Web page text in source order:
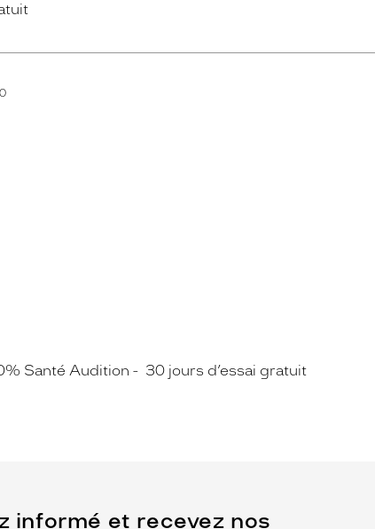
Santé Audition 30 jours d’essai gratuit
informé et recevez nos